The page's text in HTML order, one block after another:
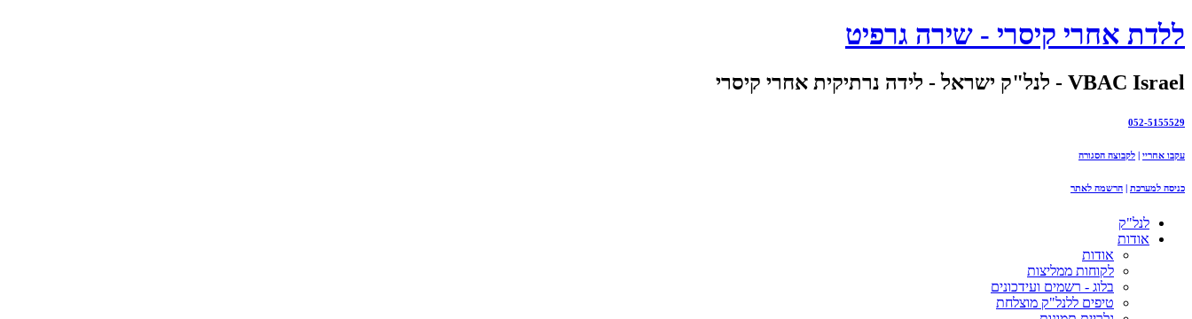
ללדת אחרי קיסרי - שירה גרפיט
VBAC Israel - לנל"ק ישראל - לידה נרתיקית אחרי קיסרי
052-5155529
עקבו אחריי | לקבוצה הסגורה
כניסה למערכת | הרשמה לאתר
לנל"ק
אודות
אודות
לקוחות ממליצות
בלוג - רשמים ועידכונים
טיפים ללנל"ק מוצלחת